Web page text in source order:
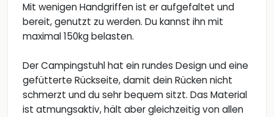
Mit wenigen Handgriffen ist er aufgefaltet und
bereit, genutzt zu werden. Du kannst ihn mit
maximal 150kg belasten.
Der Campingstuhl hat ein rundes Design und eine
gefütterte Rückseite, damit dein Rücken nicht
schmerzt und du sehr bequem sitzt. Das Material
ist atmungsaktiv, hält aber gleichzeitig von allen